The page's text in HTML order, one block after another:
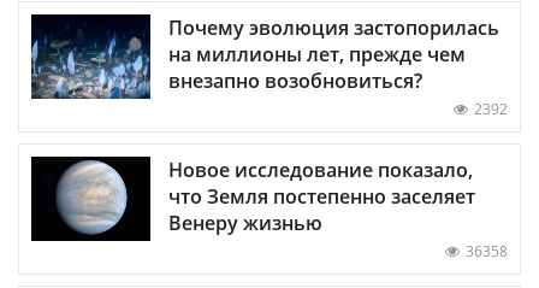
Почему эволюция застопорилась
на миллионы лет, прежде чем
внезапно возобновиться?
2392
Новое исследование показало,
что Земля постепенно заселяет
Венеру жизнью
36358